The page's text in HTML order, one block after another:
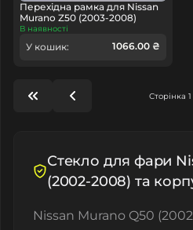
Перехідна рамка для Nissan
Murano Z50 (2003-2008)
В наявності
У кошик: 1066.00 ₴
Сторінка 1
Стекло для фари
(2002-2008) та
Nissan Murano Q50